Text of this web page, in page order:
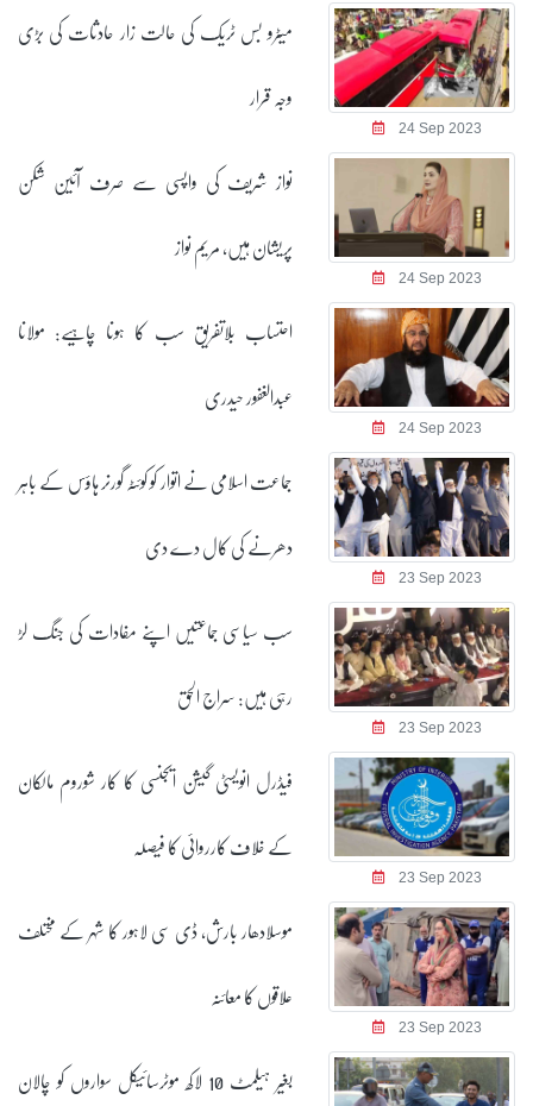
24 Sep 2023
میٹرو بس ٹریک کی حالت زار حادثات کی بڑی
وجہ قرار
24 Sep 2023
نواز شریف کی واپسی سے صرف آئین شکن
پریشان ہیں، مریم نواز
24 Sep 2023
احتساب بلاتفریق سب کا ہونا چاہیے: مولانا
عبدالغفور حیدری
23 Sep 2023
جماعت اسلامی نے اتوار کو کوئٹہ گورنر ہاؤس کے باہر
دھرنے کی کال دے دی
23 Sep 2023
سب سیاسی جماعتیں اپنے مفادات کی جنگ لڑ
رہی ہیں: سراج الحق
23 Sep 2023
فیڈرل انویسٹی گیشن ایجنسی کا کار شوروم مالکان
کے خلاف کارروائی کا فیصلہ
23 Sep 2023
موسلادھار بارش، ڈی سی لاہور کا شہر کے مختلف
علاقوں کا معائنہ
بغیر ہیلمٹ 10 لاکھ موٹرسائیکل سواروں کو چالان